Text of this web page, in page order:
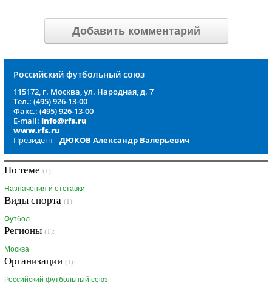
Добавить комментарий
Российский футбольный союз
115172, г. Москва, ул. Народная, д. 7
Тел.: (495) 926-13-00
Факс.: (495) 926-13-00
E-mail: info@rfs.ru
www.rfs.ru
Президент -ДЮКОВ Александр Валерьевич
По теме (1):
Назначения и отставки
Виды спорта (1):
Футбол
Регионы (1):
Москва
Организации (1):
Российский футбольный союз